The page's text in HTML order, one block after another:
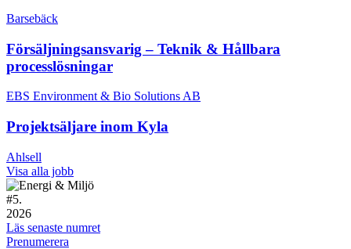
Barsebäck
Försäljningsansvarig – Teknik & Hållbara
processlösningar
EBS Environment & Bio Solutions AB
Projektsäljare inom Kyla
Ahlsell
Visa alla jobb
#5.
2026
Läs senaste numret
Prenumerera